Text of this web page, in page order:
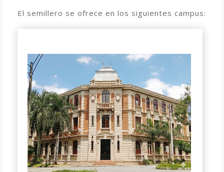
El semillero se ofrece en los siguientes campus: